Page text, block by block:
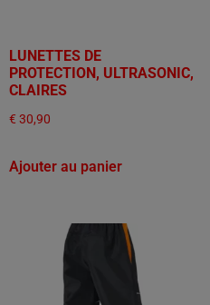
LUNETTES DE
PROTECTION, ULTRASONIC,
CLAIRES
€ 30,90
Ajouter au panier